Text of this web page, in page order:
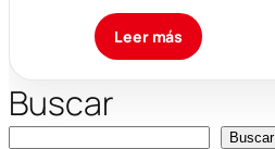
Leer más
Buscar
Buscar